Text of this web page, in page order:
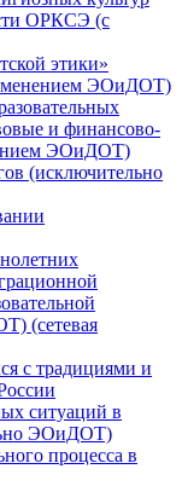
ОРКСЭ (с
этики»
ЭОиДОТ)
и финансово-
ЭОиДОТ)
(исключительно
(сетевая
с традициями и
ситуаций в
ЭОиДОТ)
процесса в